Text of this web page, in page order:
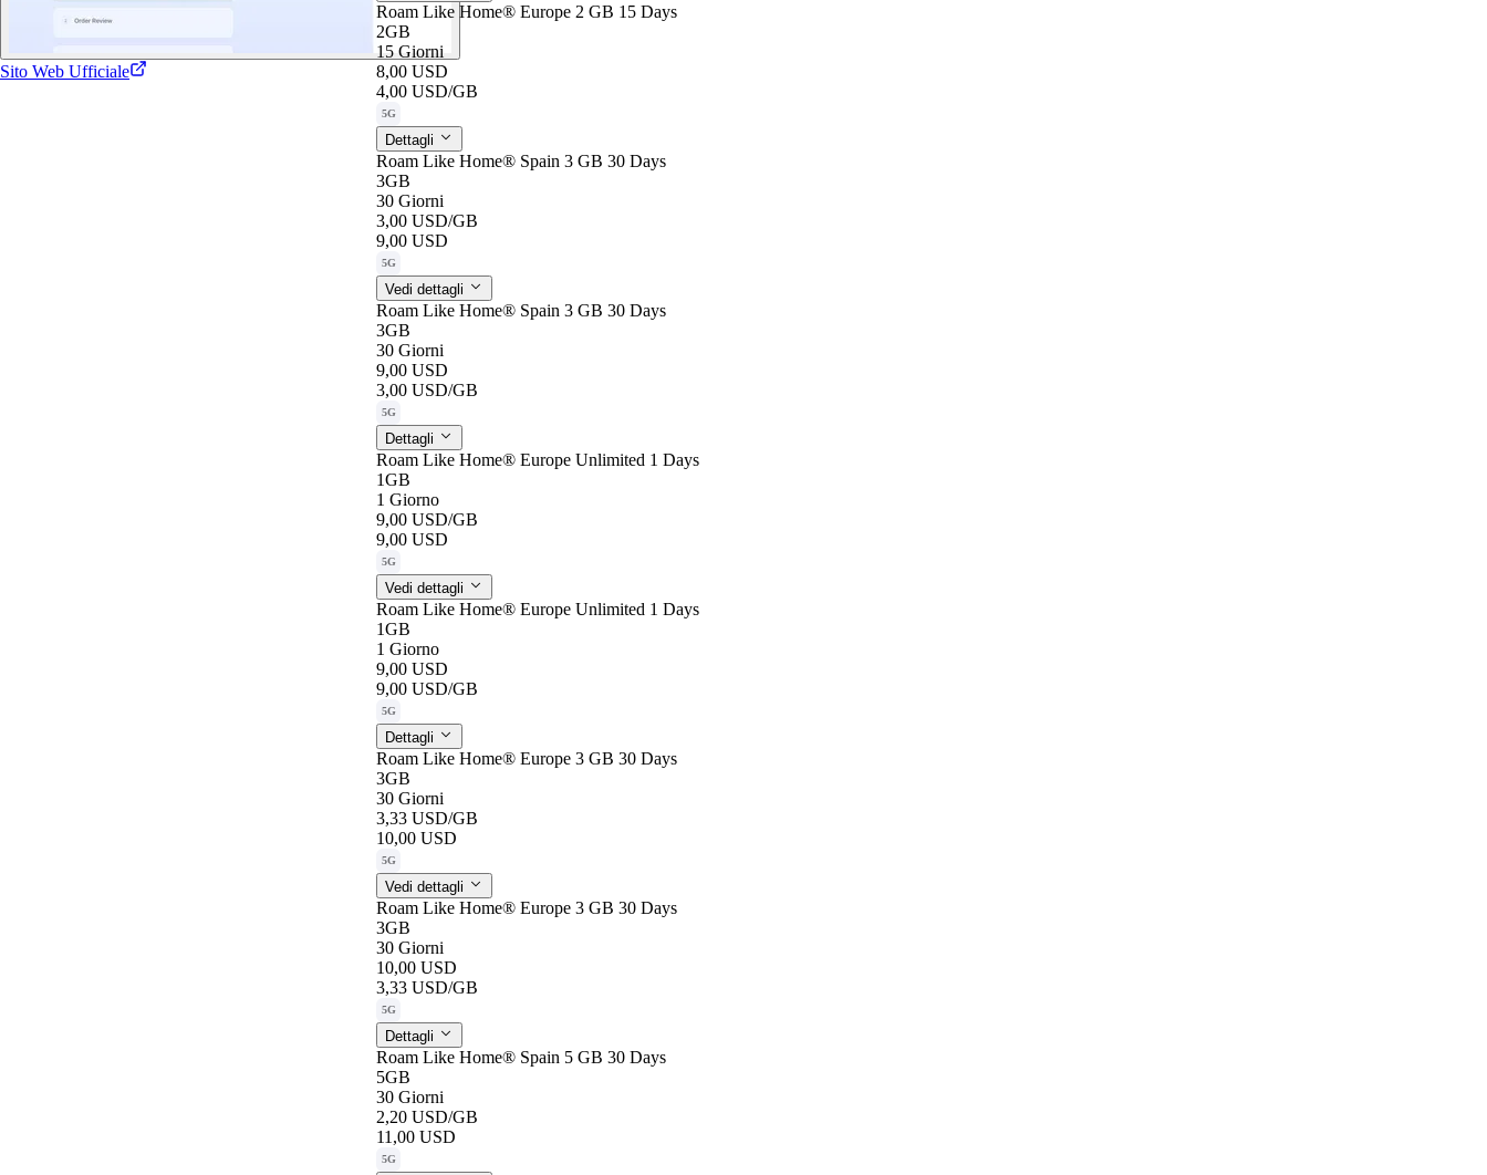
Sito Web Ufficiale
Roam Like Home® Europe 2 GB 15 Days
2GB
15 Giorni
8,00 USD
4,00 USD/GB
5G
Dettagli
Roam Like Home® Spain 3 GB 30 Days
3GB
30 Giorni
3,00 USD/GB
9,00 USD
5G
Vedi dettagli
Roam Like Home® Spain 3 GB 30 Days
3GB
30 Giorni
9,00 USD
3,00 USD/GB
5G
Dettagli
Roam Like Home® Europe Unlimited 1 Days
1GB
1 Giorno
9,00 USD/GB
9,00 USD
5G
Vedi dettagli
Roam Like Home® Europe Unlimited 1 Days
1GB
1 Giorno
9,00 USD
9,00 USD/GB
5G
Dettagli
Roam Like Home® Europe 3 GB 30 Days
3GB
30 Giorni
3,33 USD/GB
10,00 USD
5G
Vedi dettagli
Roam Like Home® Europe 3 GB 30 Days
3GB
30 Giorni
10,00 USD
3,33 USD/GB
5G
Dettagli
Roam Like Home® Spain 5 GB 30 Days
5GB
30 Giorni
2,20 USD/GB
11,00 USD
5G